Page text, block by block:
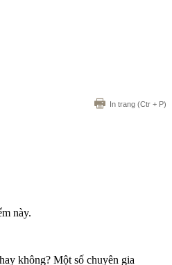
In trang (Ctr + P)
này.
không? Một số chuyên gia